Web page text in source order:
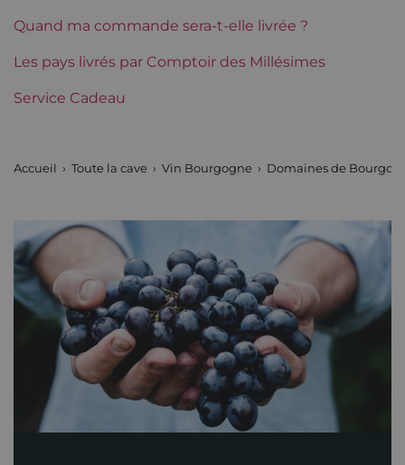
Maturité À garder
Classification Bourgogne Grands Crus
Domaines de Bourgogne
Quand ma commande sera-t-elle livrée ?
Les pays livrés par Comptoir des Millésimes
Service Cadeau
Accueil Toute la cave Vin Bourgogne Domaines de